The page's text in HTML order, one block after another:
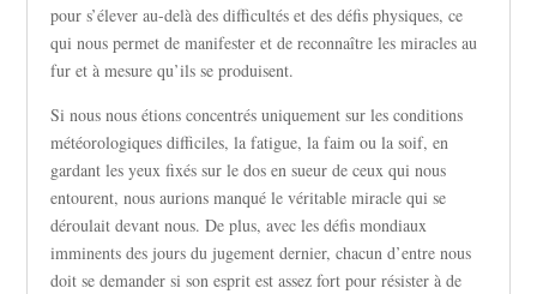
pour s’élever au-delà des difficultés et des défis physiques, ce
qui nous permet de manifester et de reconnaître les miracles au
fur et à mesure qu’ils se produisent.
Si nous nous étions concentrés uniquement sur les conditions
météorologiques difficiles, la fatigue, la faim ou la soif, en
gardant les yeux fixés sur le dos en sueur de ceux qui nous
entourent, nous aurions manqué le véritable miracle qui se
déroulait devant nous. De plus, avec les défis mondiaux
imminents des jours du jugement dernier, chacun d’entre nous
doit se demander si son esprit est assez fort pour résister à de